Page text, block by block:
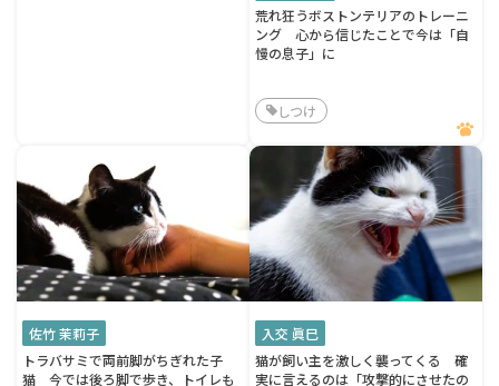
荒れ狂うボストンテリアのトレーニ
ング 心から信じたことで今は「自
慢の息子」に
しつけ
佐竹 茉莉子
トラバサミで両前脚がちぎれた子
猫 今では後ろ脚で歩き、トイレも
入交 眞巳
猫が飼い主を激しく襲ってくる 確
実に言えるのは「攻撃的にさせたの